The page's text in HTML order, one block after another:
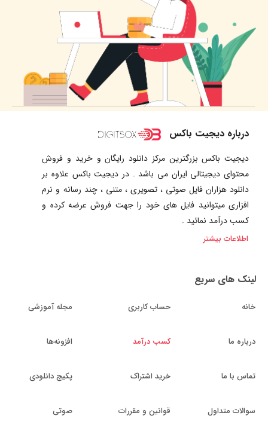
درباره دیجیت باکس
دیجیت باکس بزرگترین مرکز دانلود رایگان و خرید و فروش
محتوای دیجیتالی ایران می باشد . در دیجیت باکس علاوه بر
دانلود هزاران فایل صوتی ، تصویری ، متنی ، چند رسانه و نرم
افزاری میتوانید فایل های خود را جهت فروش عرضه کرده و
کسب درآمد نمائید .
اطلاعات بیشتر
لینک های سریع
خانه
درباره ما
تماس با ما
سوالات متداول
حساب کاربری
کسب درآمد
خرید اشتراک
قوانین و مقررات
مجله آموزشی
افزونه‌ها
پکیج دانلودی
صوتی